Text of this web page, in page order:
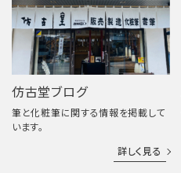
仿古堂ブログ
筆と化粧筆に関する情報を掲載して
います。
詳しく見る